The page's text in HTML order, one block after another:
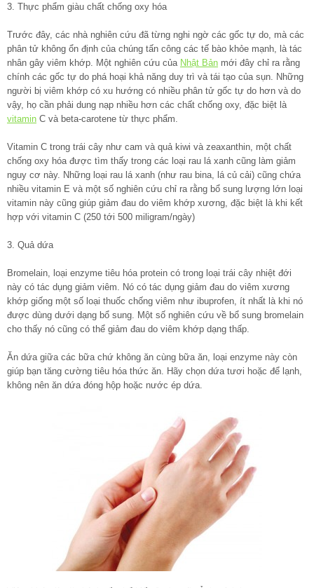
3. Thực phẩm giàu chất chống oxy hóa
Trước đây, các nhà nghiên cứu đã từng nghi ngờ các gốc tự do, mà các
phân tử không ổn định của chúng tấn công các tế bào khỏe mạnh, là tác
nhân gây viêm khớp. Một nghiên cứu của Nhật Bản mới đây chỉ ra rằng
chính các gốc tự do phá hoại khả năng duy trì và tái tạo của sụn. Những
người bị viêm khớp có xu hướng có nhiều phân tử gốc tự do hơn và do
vậy, họ cần phải dung nạp nhiều hơn các chất chống oxy, đặc biệt là
vitamin C và beta-carotene từ thực phẩm.
Vitamin C trong trái cây như cam và quả kiwi và zeaxanthin, một chất
chống oxy hóa được tìm thấy trong các loại rau lá xanh cũng làm giảm
nguy cơ này. Những loại rau lá xanh (như rau bina, lá củ cải) cũng chứa
nhiều vitamin E và một số nghiên cứu chỉ ra rằng bổ sung lượng lớn loại
vitamin này cũng giúp giảm đau do viêm khớp xương, đặc biệt là khi kết
hợp với vitamin C (250 tới 500 miligram/ngày)
3. Quả dứa
Bromelain, loại enzyme tiêu hóa protein có trong loại trái cây nhiệt đới
này có tác dụng giảm viêm. Nó có tác dụng giảm đau do viêm xương
khớp giống một số loại thuốc chống viêm như ibuprofen, ít nhất là khi nó
được dùng dưới dạng bổ sung. Một số nghiên cứu về bổ sung bromelain
cho thấy nó cũng có thể giảm đau do viêm khớp dạng thấp.
Ăn dứa giữa các bữa chứ không ăn cùng bữa ăn, loại enzyme này còn
giúp bạn tăng cường tiêu hóa thức ăn. Hãy chọn dứa tươi hoặc để lạnh,
không nên ăn dứa đóng hộp hoặc nước ép dứa.